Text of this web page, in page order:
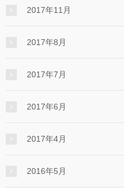
2017年11月
2017年8月
2017年7月
2017年6月
2017年4月
2016年5月